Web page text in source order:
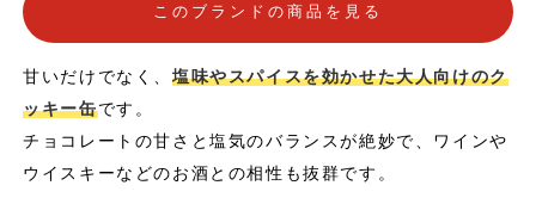
このブランドの商品を見る
甘いだけでなく、 塩味やスパイスを効かせた大人向けのク
ッキー缶です。
チョコレートの甘さと塩気のバランスが絶妙で、ワインや
ウイスキーなどのお酒との相性も抜群です。